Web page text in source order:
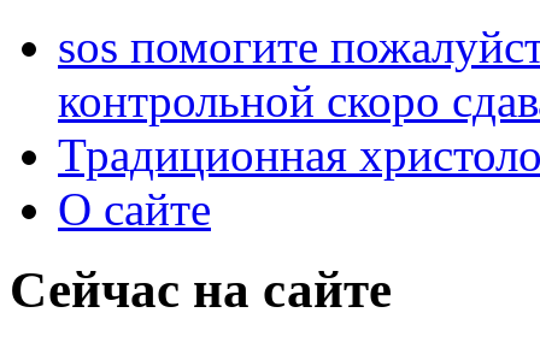
sos помогите
контрольной скоро
Традиционная
О сайте
Сейчас на сайте